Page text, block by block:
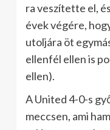
ra veszítette el,
évek végére,
utoljára öt
ellenfél ellen is
ellen).
A United 4-0-s
meccsen, ami